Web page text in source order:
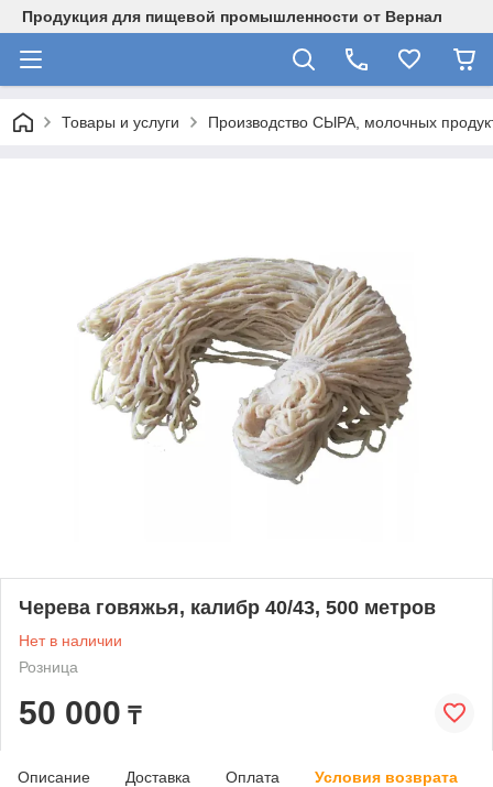
Продукция для пищевой промышленности от Вернал
Товары и услуги Производство СЫРА, молочных
Черева говяжья, калибр 40/43, 500 метров
Нет в наличии
Розница
50 000 ₸
Описание Доставка Оплата Условия возврата